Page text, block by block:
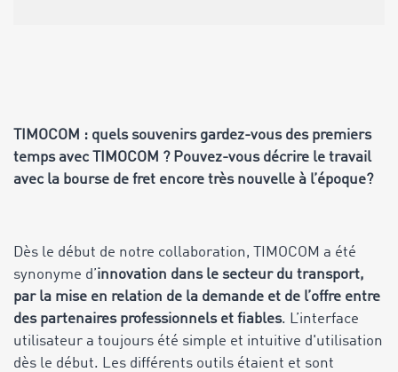
TIMOCOM : quels souvenirs gardez-vous des premiers
temps avec TIMOCOM ? Pouvez-vous décrire le travail
avec la bourse de fret encore très nouvelle à l’époque?
Dès le début de notre collaboration, TIMOCOM a été
synonyme d’innovation dans le secteur du transport,
par la mise en relation de la demande et de l’offre entre
des partenaires professionnels et fiables. L’interface
utilisateur a toujours été simple et intuitive d'utilisation
dès le début. Les différents outils étaient et sont